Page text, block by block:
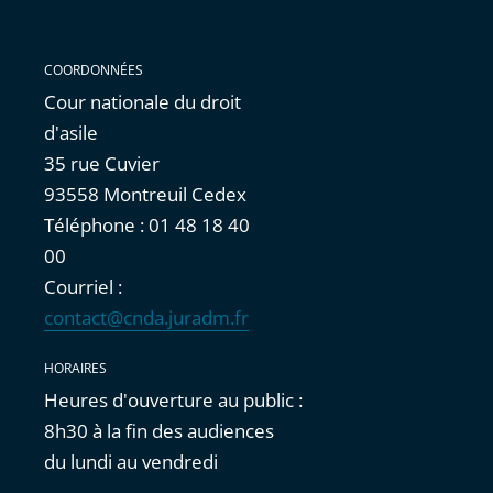
COORDONNÉES
Cour nationale du droit
d'asile
35 rue Cuvier
93558 Montreuil Cedex
Téléphone : 01 48 18 40
00
Courriel :
contact@cnda.juradm.fr
HORAIRES
Heures d'ouverture au public :
8h30 à la fin des audiences
du lundi au vendredi